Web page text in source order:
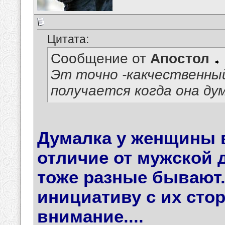
Цитата:
Сообщение от Апостол
Эт точно -
получается когда она
Думалка у женщины
отличие от мужской
тоже разные
инициативу с их
внимание....